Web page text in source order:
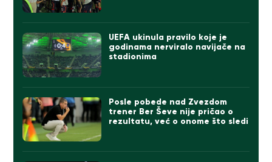
UEFA ukinula pravilo koje je
godinama nerviralo navijače na
stadionima
Posle pobede nad Zvezdom
trener Ber Ševe nije pričao o
rezultatu, već o onome što sledi